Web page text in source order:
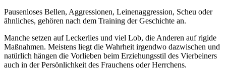
Pausenloses Bellen, Aggressionen, Leinenaggression, Scheu oder
ähnliches, gehören nach dem Training der Geschichte an.
Manche setzen auf Leckerlies und viel Lob, die Anderen auf rigide
Maßnahmen. Meistens liegt die Wahrheit irgendwo dazwischen und
natürlich hängen die Vorlieben beim Erziehungsstil des Vierbeiners
auch in der Persönlichkeit des Frauchens oder Herrchens.